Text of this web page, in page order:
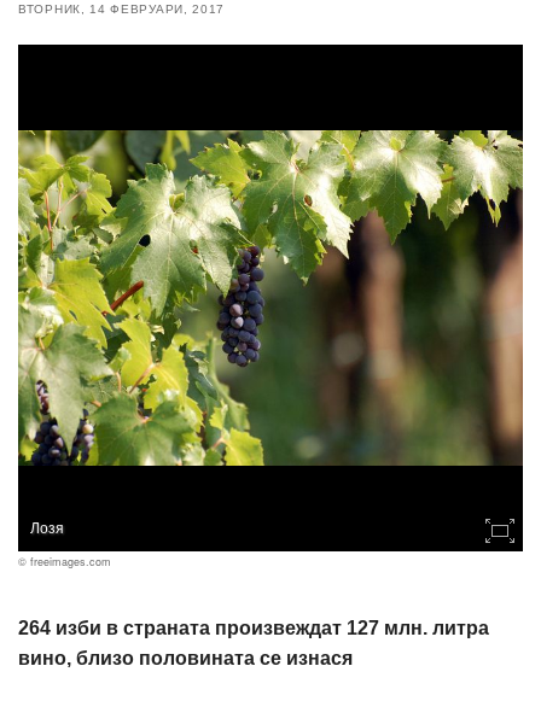
ВТОРНИК, 14 ФЕВРУАРИ, 2017
Лозя
© freeimages.com
264 изби в страната произвеждат 127 млн. литра
вино, близо половината се изнася